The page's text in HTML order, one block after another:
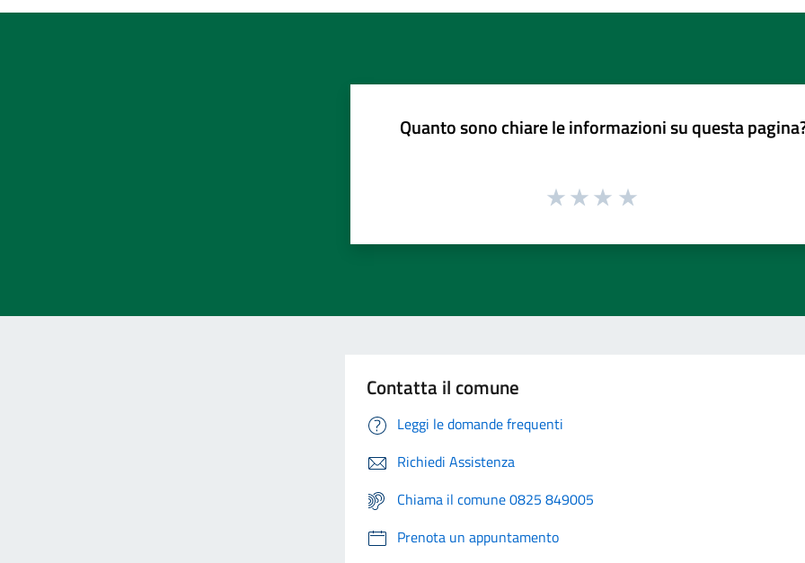
Quanto sono chiare le informazioni su questa
Contatta il comune
Leggi le domande frequenti
Richiedi Assistenza
Chiama il comune 0825 849005
Prenota un appuntamento